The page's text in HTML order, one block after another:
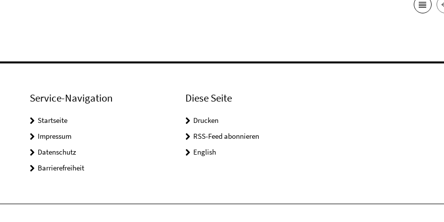
Service-Navigation
Startseite
Impressum
Datenschutz
Barrierefreiheit
Diese Seite
Drucken
RSS-Feed abonnieren
English